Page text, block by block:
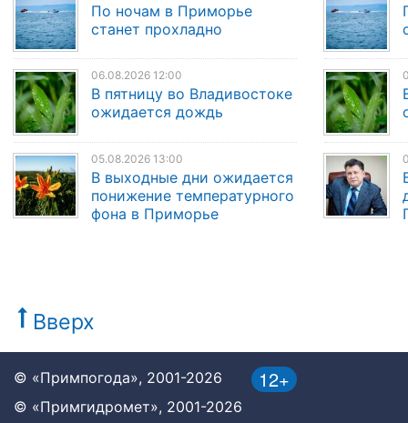
По ночам в Приморье
станет прохладно
06.08.2026 12:00
В пятницу во Владивостоке
ожидается дождь
05.08.2026 13:00
В выходные дни ожидается
понижение температурного
фона в Приморье
Вверх
12+
© «Примпогода», 2001-2026
© «Примгидромет», 2001-2026